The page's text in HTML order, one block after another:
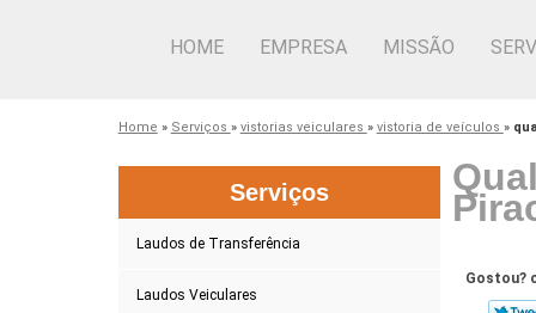
HOME EMPRESA MISSÃO
Home » Serviços » vistorias veiculares » vistoria de veículos »
Serviços
Laudos de Transferência
Laudos Veiculares
Gostou?